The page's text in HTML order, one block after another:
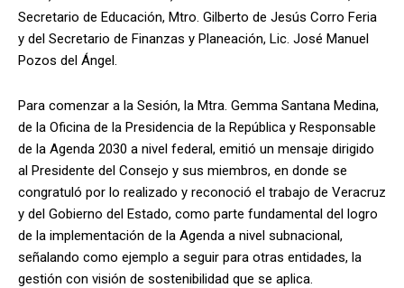
Secretario de Educación, Mtro. Gilberto de Jesús Corro Feria
y del Secretario de Finanzas y Planeación, Lic. José Manuel
Pozos del Ángel.
Para comenzar a la Sesión, la Mtra. Gemma Santana Medina,
de la Oficina de la Presidencia de la República y Responsable
de la Agenda 2030 a nivel federal, emitió un mensaje dirigido
al Presidente del Consejo y sus miembros, en donde se
congratuló por lo realizado y reconoció el trabajo de Veracruz
y del Gobierno del Estado, como parte fundamental del logro
de la implementación de la Agenda a nivel subnacional,
señalando como ejemplo a seguir para otras entidades, la
gestión con visión de sostenibilidad que se aplica.